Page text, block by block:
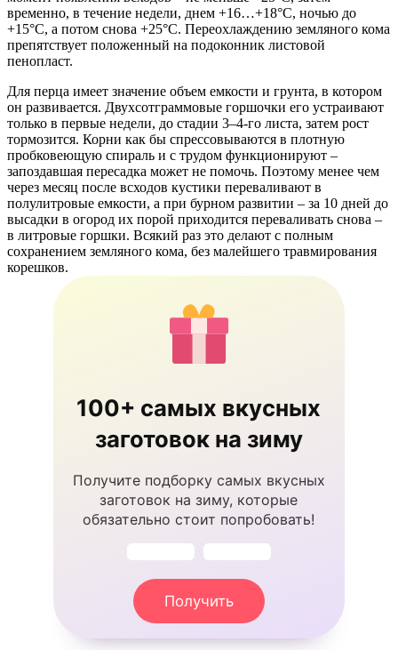
временно, в течение недели, днем +16…+18°С, ночью до
+15°С, а потом снова +25°С. Переохлаждению земляного кома
препятствует положенный на подоконник листовой
пенопласт.
Для перца имеет значение объем емкости и грунта, в котором
он развивается. Двухсотграммовые горшочки его устраивают
только в первые недели, до стадии 3–4-го листа, затем рост
тормозится. Корни как бы спрессовываются в плотную
пробковеющую спираль и с трудом функционируют –
запоздавшая пересадка может не помочь. Поэтому менее чем
через месяц после всходов кустики переваливают в
полулитровые емкости, а при бурном развитии – за 10 дней до
высадки в огород их порой приходится переваливать снова –
в литровые горшки. Всякий раз это делают с полным
сохранением земляного кома, без малейшего травмирования
корешков.
100+ самых вкусных
заготовок на зиму
Получите подборку самых вкусных
заготовок на зиму, которые
обязательно стоит попробовать!
Получить